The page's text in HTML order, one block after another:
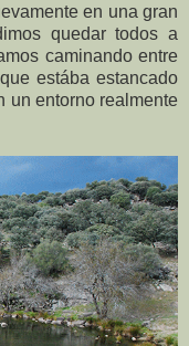
en una gran
quedar todos a
caminando entre
estába estancado
un entorno realmente